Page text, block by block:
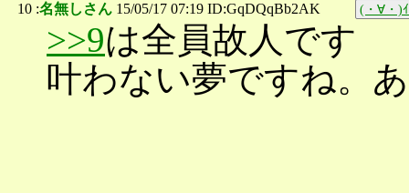
10 :名無しさん 15/05/17 07:19 ID:GqDQqBb2AK (・∀・)
>>9は全員故人です
叶わない夢ですね。